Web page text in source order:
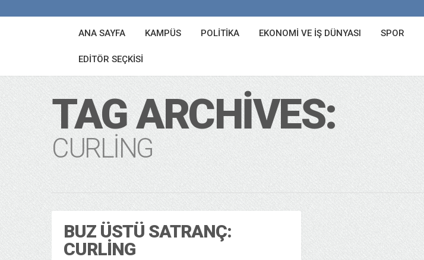
ANA SAYFA KAMPÜS POLITIKA EKONOMI VE İŞ DÜNYASI SPOR
EDITÖR SEÇKISI
TAG ARCHIVES:
CURLING
BUZ ÜSTÜ SATRANÇ:
CURLING